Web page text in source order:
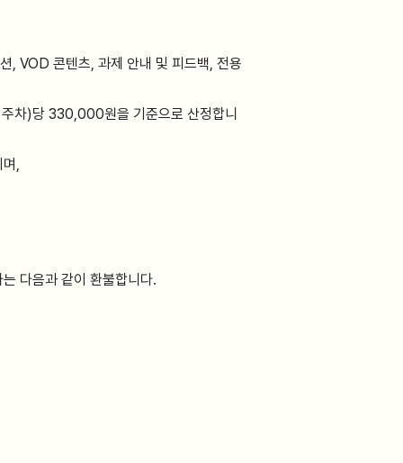
, VOD 콘텐츠, 과제 안내 및 피드백, 전용
차)당 330,000원을 기준으로 산정합니
,
다음과 같이 환불합니다.